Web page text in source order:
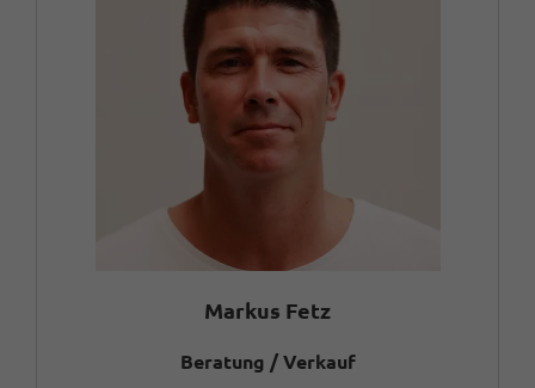
Markus Fetz
Beratung / Verkauf